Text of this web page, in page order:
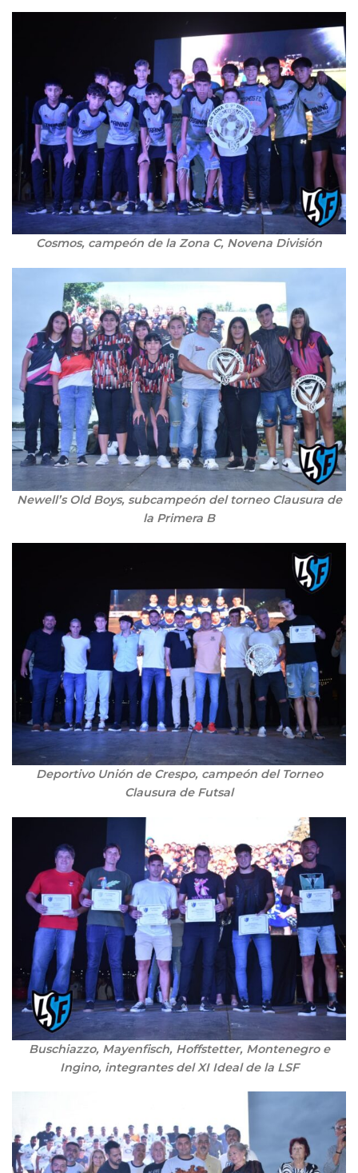
Cosmos, campeón de la Zona C, Novena División
Newell’s Old Boys, subcampeón del torneo Clausura de
la Primera B
Deportivo Unión de Crespo, campeón del Torneo
Clausura de Futsal
Buschiazzo, Mayenfisch, Hoffstetter, Montenegro e
Ingino, integrantes del XI Ideal de la LSF